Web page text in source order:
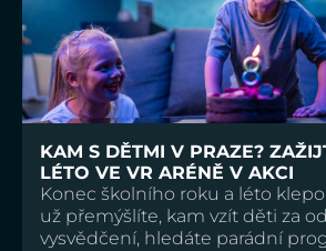
KAM S DĚTMI V PRAZE?
LÉTO VE VR ARÉNĚ V AKCI
Konec školního roku a léto
už přemýšlíte, kam vzít děti za
vysvědčení, hledáte parádní